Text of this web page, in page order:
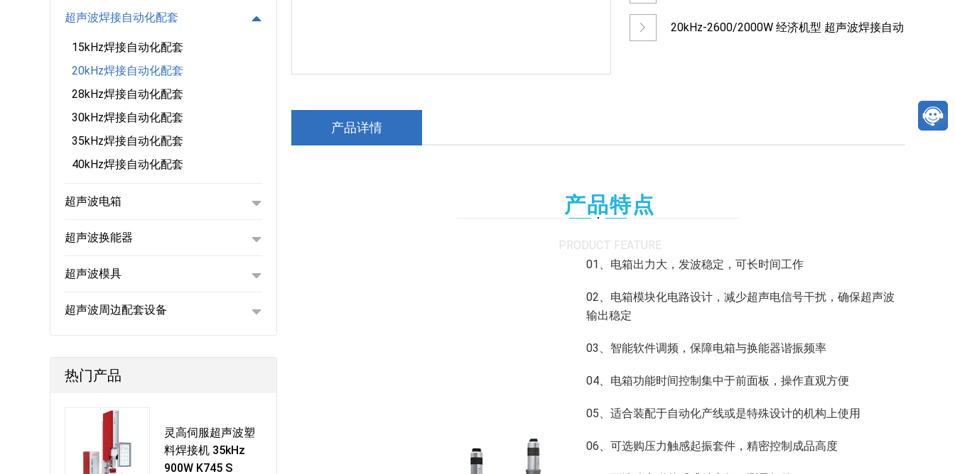
超声波焊接自动化配套
15kHz焊接自动化配套
20kHz焊接自动化配套
28kHz焊接自动化配套
30kHz焊接自动化配套
35kHz焊接自动化配套
40kHz焊接自动化配套
超声波电箱
超声波换能器
超声波模具
超声波周边配套设备
热门产品
灵高伺服超声波塑
料焊接机 35kHz
900W K745 S
20kHz-2600/2000W 经济机型 超声波焊接自动
产品详情
产品特点
PRODUCT FEATURE
01、电箱出力大，发波稳定，可长时间工作
02、电箱模块化电路设计，减少超声电信号干扰，确保超声波
输出稳定
03、智能软件调频，保障电箱与换能器谐振频率
04、电箱功能时间控制集中于前面板，操作直观方便
05、适合装配于自动化产线或是特殊设计的机构上使用
06、可选购压力触感起振套件，精密控制成品高度